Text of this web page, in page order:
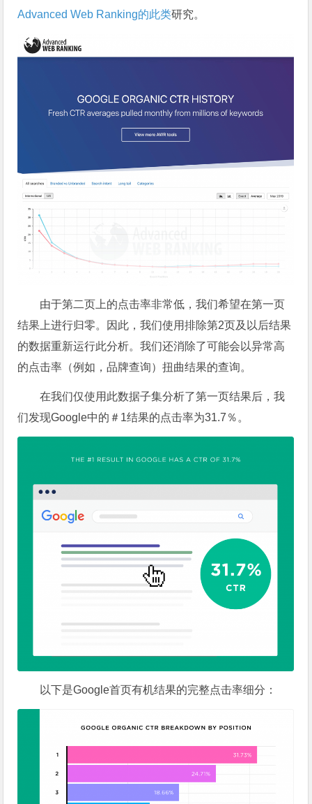
Advanced Web Ranking的此类研究。
由于第二页上的点击率非常低，我们希望在第一页
结果上进行归零。因此，我们使用排除第2页及以后结果
的数据重新运行此分析。我们还消除了可能会以异常高
的点击率（例如，品牌查询）扭曲结果的查询。
在我们仅使用此数据子集分析了第一页结果后，我
们发现Google中的＃1结果的点击率为31.7％。
以下是Google首页有机结果的完整点击率细分：